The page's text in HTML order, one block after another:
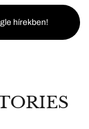
hírekben!